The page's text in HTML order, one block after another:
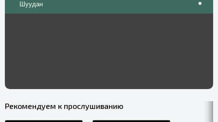
Шуудан
Рекомендуем к прослушиванию